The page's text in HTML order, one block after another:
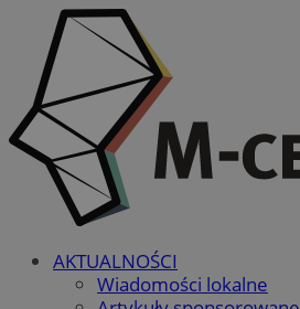
AKTUALNOŚCI
Wiadomości lokalne